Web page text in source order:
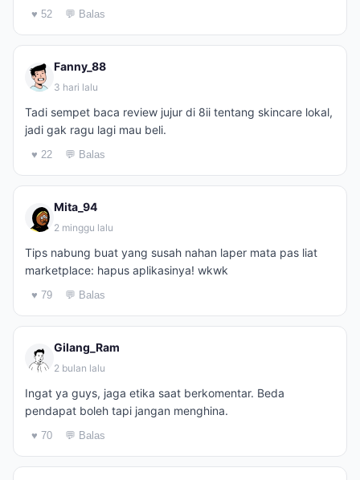
♥ 52 💬 Balas
Fanny_88
3 hari lalu
Tadi sempet baca review jujur di 8ii tentang skincare lokal,
jadi gak ragu lagi mau beli.
♥ 22 💬 Balas
Mita_94
2 minggu lalu
Tips nabung buat yang susah nahan laper mata pas liat
marketplace: hapus aplikasinya! wkwk
♥ 79 💬 Balas
Gilang_Ram
2 bulan lalu
Ingat ya guys, jaga etika saat berkomentar. Beda
pendapat boleh tapi jangan menghina.
♥ 70 💬 Balas